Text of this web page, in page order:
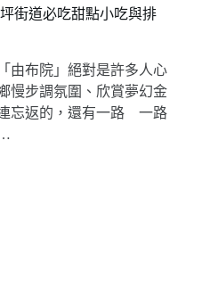
街道必吃甜點小吃與排
由布院」絕對是許多人心
慢步調氛圍、欣賞夢幻金
忘返的，還有一路 一路